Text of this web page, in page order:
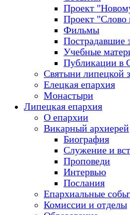
Проект
Проект "Слово
Фильмы
Пострадавшие
Учебные
Публикации
Святыни липецкой
Елецкая епархия
Монастыри
Липецкая епархия
О епархии
Викарный архиерей
Биография
Служение и
Проповеди
Интервью
Послания
Епархиальные
Комиссии и отделы